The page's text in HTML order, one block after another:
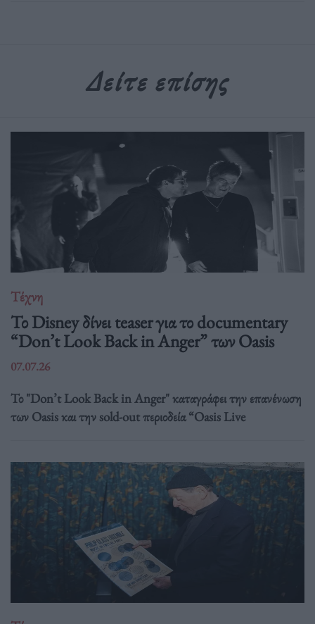
Δείτε επίσης
Τέχνη
Το Disney δίνει teaser για το documentary
“Don’t Look Back in Anger” των Oasis
07.07.26
Το "Don’t Look Back in Anger" καταγράφει την επανένωση
των Oasis και την sold-out περιοδεία “Oasis Live